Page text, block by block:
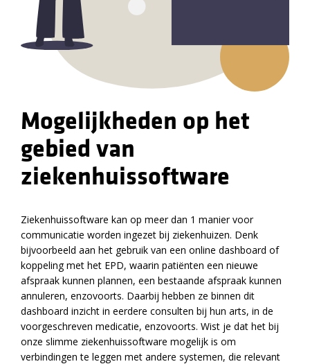
Mogelijkheden op het
gebied van
ziekenhuissoftware
Ziekenhuissoftware kan op meer dan 1 manier voor
communicatie worden ingezet bij ziekenhuizen. Denk
bijvoorbeeld aan het gebruik van een online dashboard of
koppeling met het EPD, waarin patiënten een nieuwe
afspraak kunnen plannen, een bestaande afspraak kunnen
annuleren, enzovoorts. Daarbij hebben ze binnen dit
dashboard inzicht in eerdere consulten bij hun arts, in de
voorgeschreven medicatie, enzovoorts. Wist je dat het bij
onze slimme ziekenhuissoftware mogelijk is om
verbindingen te leggen met andere systemen, die relevant